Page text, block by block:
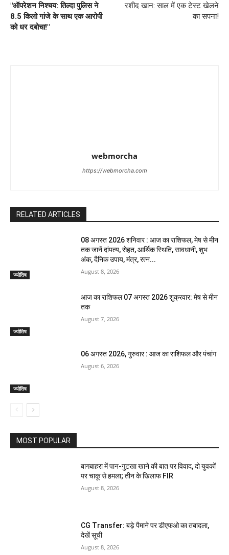
"ऑपरेशन निश्चय: तिल्दा पुलिस ने
8.5 किलो गांजे के साथ एक आरोपी
को धर दबोचा!"
रशीद खान: साल में एक टेस्ट खेलने
का सपना!
webmorcha
https://webmorcha.com
RELATED ARTICLES
ज्योतिष
08 अगस्त 2026 शनिवार : आज का राशिफल, मेष से मीन
तक जानें दांपत्य, सेहत, आर्थिक स्थिति, सावधानी, शुभ
अंक, दैनिक उपाय, मंत्र, रत्न...
August 8, 2026
ज्योतिष
आज का राशिफल 07 अगस्त 2026 शुक्रवार: मेष से मीन
तक
August 7, 2026
ज्योतिष
06 अगस्त 2026, गुरुवार : आज का राशिफल और पंचांग
August 6, 2026
MOST POPULAR
बागबाहरा में पान-गुटखा खाने की बात पर विवाद, दो युवकों
पर चाकू से हमला; तीन के खिलाफ FIR
August 8, 2026
CG Transfer: बड़े पैमाने पर डीएफओ का तबादला,
देखें सूची
August 8, 2026